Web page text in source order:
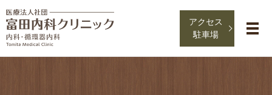
アクセス
駐車場
メ